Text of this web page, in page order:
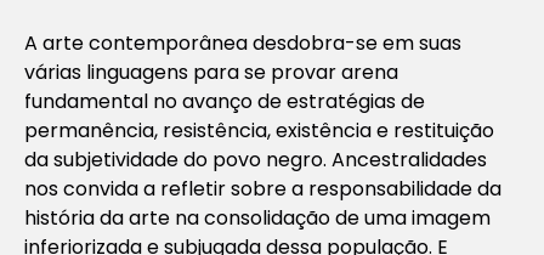
A arte contemporânea desdobra-se em suas
várias linguagens para se provar arena
fundamental no avanço de estratégias de
permanência, resistência, existência e restituição
da subjetividade do povo negro. Ancestralidades
nos convida a refletir sobre a responsabilidade da
história da arte na consolidação de uma imagem
inferiorizada e subjugada dessa população. E